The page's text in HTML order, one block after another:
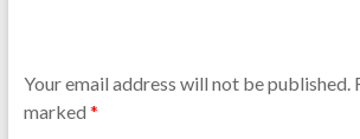
Your email address will not be published.
marked *